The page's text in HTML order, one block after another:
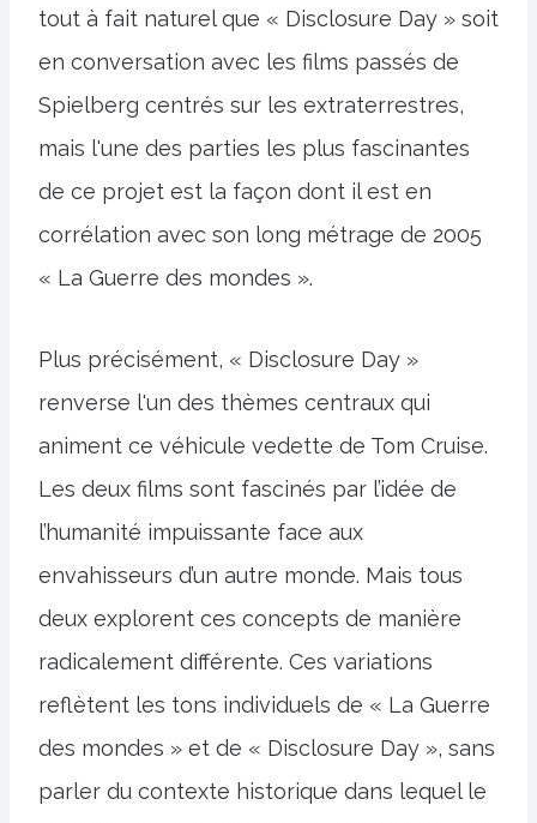
tout à fait naturel que « Disclosure Day » soit
en conversation avec les films passés de
Spielberg centrés sur les extraterrestres,
mais l'une des parties les plus fascinantes
de ce projet est la façon dont il est en
corrélation avec son long métrage de 2005
« La Guerre des mondes ».
Plus précisément, « Disclosure Day »
renverse l'un des thèmes centraux qui
animent ce véhicule vedette de Tom Cruise.
Les deux films sont fascinés par l’idée de
l’humanité impuissante face aux
envahisseurs d’un autre monde. Mais tous
deux explorent ces concepts de manière
radicalement différente. Ces variations
reflètent les tons individuels de « La Guerre
des mondes » et de « Disclosure Day », sans
parler du contexte historique dans lequel le